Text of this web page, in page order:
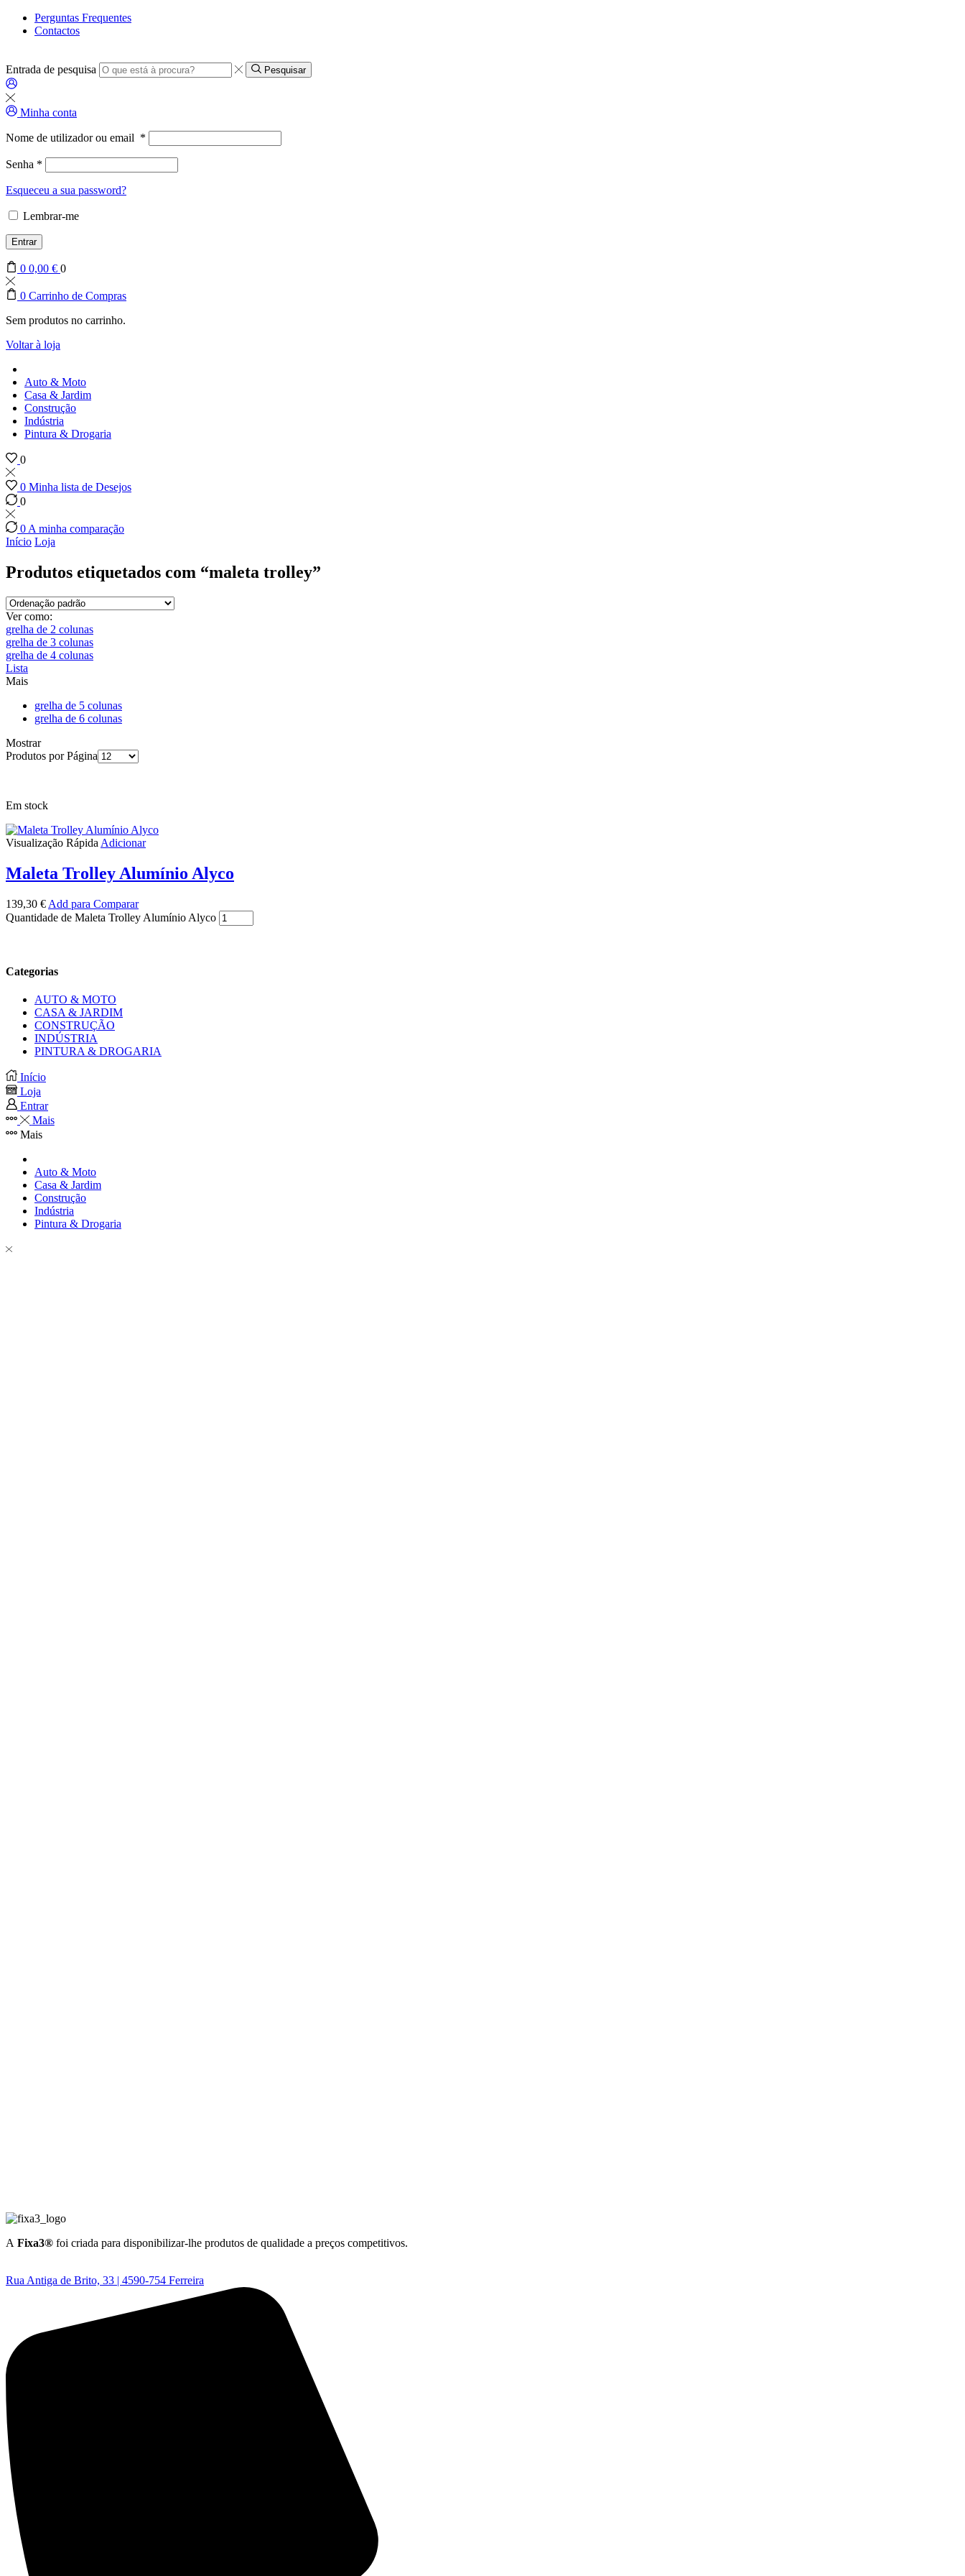
Perguntas Frequentes
Contactos
Entrada de pesquisa Pesquisar
Minha conta
Nome de utilizador ou email *
Senha *
Esqueceu a sua password?
Lembrar-me
Entrar
0 0,00 € 0
0 Carrinho de Compras
Sem produtos no carrinho.
Voltar à loja
Auto & Moto
Casa & Jardim
Construção
Indústria
Pintura & Drogaria
0
0 Minha lista de Desejos
0
0 A minha comparação
Início Loja
Produtos etiquetados com “maleta trolley”
Ver como:
grelha de 2 colunas
grelha de 3 colunas
grelha de 4 colunas
Lista
Mais
grelha de 5 colunas
grelha de 6 colunas
Mostrar
Produtos por Página
Em stock
Visualização Rápida Adicionar
Maleta Trolley Alumínio Alyco
139,30 € Add para Comparar
Quantidade de Maleta Trolley Alumínio Alyco
Categorias
AUTO & MOTO
CASA & JARDIM
CONSTRUÇÃO
INDÚSTRIA
PINTURA & DROGARIA
Início
Loja
Entrar
Mais
Mais
Auto & Moto
Casa & Jardim
Construção
Indústria
Pintura & Drogaria
A Fixa3® foi criada para disponibilizar-lhe produtos de qualidade a preços competitivos.
Rua Antiga de Brito, 33 | 4590-754 Ferreira